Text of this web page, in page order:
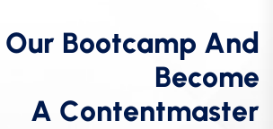
Our Bootcamp And
Become
A Contentmaster